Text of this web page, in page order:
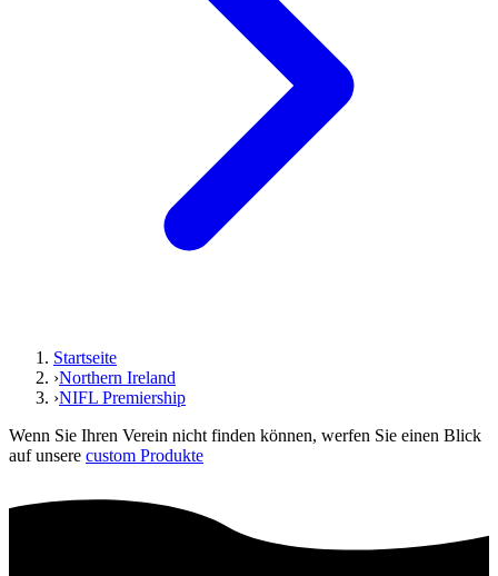
Startseite
›Northern Ireland
›NIFL Premiership
Wenn Sie Ihren Verein nicht finden können, werfen Sie einen Blick
auf unsere custom Produkte